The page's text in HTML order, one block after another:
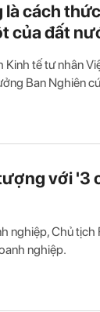
là cách
của đất
Kinh tế tư nhân
Ban Nghiên
với '3
nghiệp, Chủ tịch
nghiệp.